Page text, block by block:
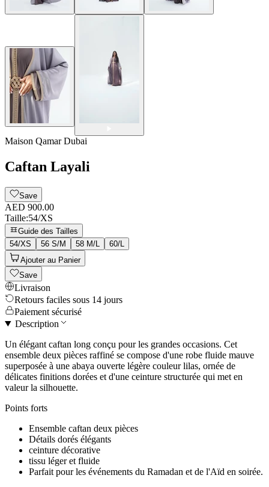
Maison Qamar Dubai
Caftan Layali
Save
AED 900.00
Taille:54/XS
Guide des Tailles
54/XS
56 S/M 58 M/L
60/L
Ajouter au Panier
Save
Livraison
Retours faciles sous 14 jours
Paiement sécurisé
Description
Un élégant caftan long conçu pour les grandes occasions. Cet
ensemble deux pièces raffiné se compose d'une robe fluide mauve
superposée à une abaya ouverte légère couleur lilas, ornée de
délicates finitions dorées et d'une ceinture structurée qui met en
valeur la silhouette.
Points forts
Ensemble caftan deux pièces
Détails dorés élégants
ceinture décorative
tissu léger et fluide
Parfait pourles événements du Ramadan et de l'Aïd en soirée.